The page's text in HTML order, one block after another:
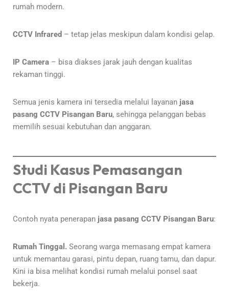
rumah modern.
CCTV Infrared – tetap jelas meskipun dalam kondisi gelap.
IP Camera – bisa diakses jarak jauh dengan kualitas
rekaman tinggi.
Semua jenis kamera ini tersedia melalui layanan jasa
pasang CCTV Pisangan Baru, sehingga pelanggan bebas
memilih sesuai kebutuhan dan anggaran.
Studi Kasus Pemasangan
CCTV di Pisangan Baru
Contoh nyata penerapan jasa pasang CCTV Pisangan Baru:
Rumah Tinggal. Seorang warga memasang empat kamera
untuk memantau garasi, pintu depan, ruang tamu, dan dapur.
Kini ia bisa melihat kondisi rumah melalui ponsel saat
bekerja.